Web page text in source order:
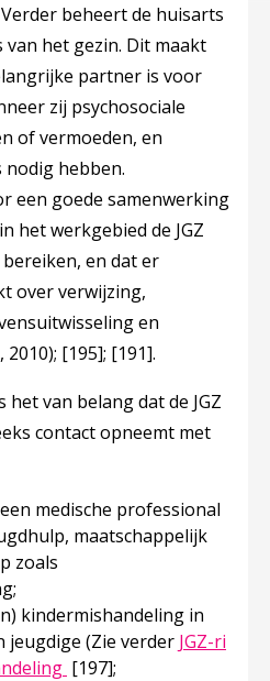
beheert de huisarts
van het gezin. Dit maakt
partner is voor
zij psychosociale
of vermoeden, en
nodig hebben.
een goede samenwerking
het werkgebied de JGZ
en dat er
over verwijzing,
en
2010); [195]; [191].
van belang dat de JGZ
contact opneemt met
medische professional
maatschappelijk
zoals
kindermishandeling in
jeugdige (Zie verder JGZ-ri
Deze linkt opent in een
[197];